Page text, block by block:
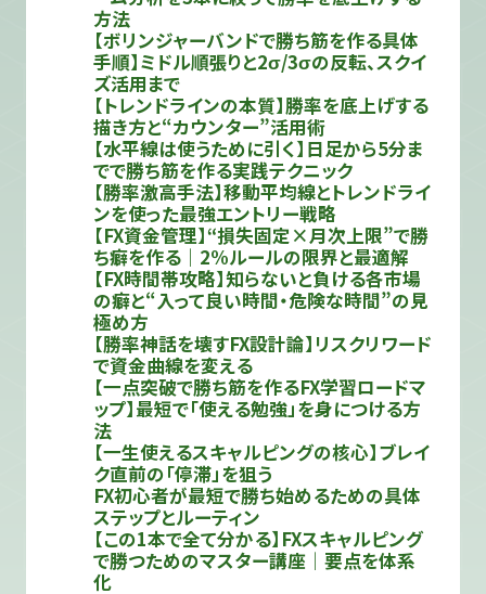
方法
【ボリンジャーバンドで勝ち筋を作る具体
手順】ミドル順張りと2σ/3σの反転、スクイ
ズ活用まで
【トレンドラインの本質】勝率を底上げする
描き方と“カウンター”活用術
【水平線は使うために引く】日足から5分ま
でで勝ち筋を作る実践テクニック
【勝率激高手法】移動平均線とトレンドライ
ンを使った最強エントリー戦略
【FX資金管理】“損失固定×月次上限”で勝
ち癖を作る｜2%ルールの限界と最適解
【FX時間帯攻略】知らないと負ける各市場
の癖と“入って良い時間・危険な時間”の見
極め方
【勝率神話を壊すFX設計論】リスクリワード
で資金曲線を変える
【一点突破で勝ち筋を作るFX学習ロードマ
ップ】最短で「使える勉強」を身につける方
法
【一生使えるスキャルピングの核心】ブレイ
ク直前の「停滞」を狙う
FX初心者が最短で勝ち始めるための具体
ステップとルーティン
【この1本で全て分かる】FXスキャルピング
で勝つためのマスター講座｜要点を体系
化